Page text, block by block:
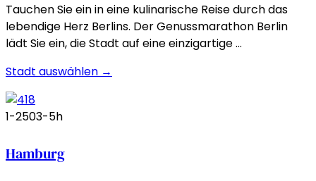
Tauchen Sie ein in eine kulinarische Reise durch das
lebendige Herz Berlins. Der Genussmarathon Berlin
lädt Sie ein, die Stadt auf eine einzigartige …
Stadt auswählen →
1-2503-5h
Hamburg